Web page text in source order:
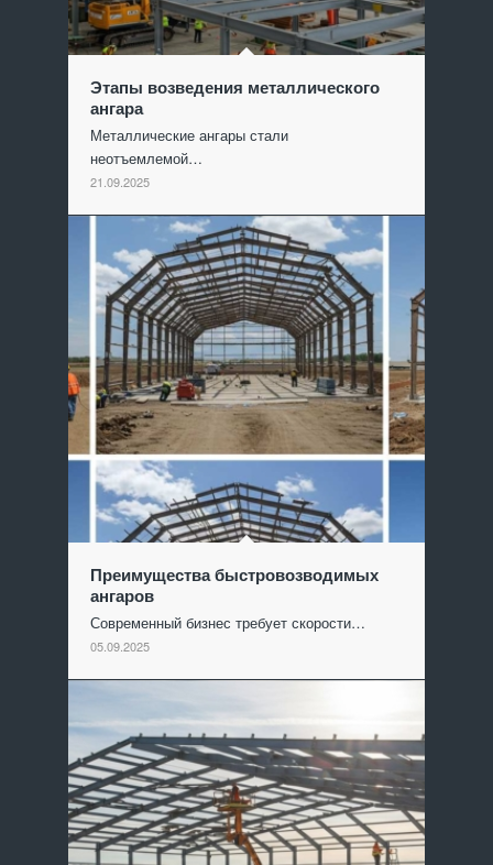
Этапы возведения металлического
ангара
Металлические ангары стали
неотъемлемой…
21.09.2025
Преимущества быстровозводимых
ангаров
Современный бизнес требует скорости…
05.09.2025